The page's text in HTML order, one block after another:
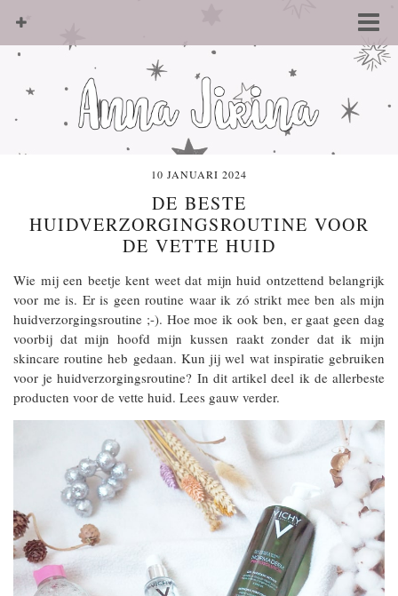
10 JANUARI 2024
DE BESTE
HUIDVERZORGINGSROUTINE VOOR
DE VETTE HUID
Wie mij een beetje kent weet dat mijn huid ontzettend belangrijk
voor me is. Er is geen routine waar ik zó strikt mee ben als mijn
huidverzorgingsroutine ;-). Hoe moe ik ook ben, er gaat geen dag
voorbij dat mijn hoofd mijn kussen raakt zonder dat ik mijn
skincare routine heb gedaan. Kun jij wel wat inspiratie gebruiken
voor je huidverzorgingsroutine? In dit artikel deel ik de allerbeste
producten voor de vette huid. Lees gauw verder.